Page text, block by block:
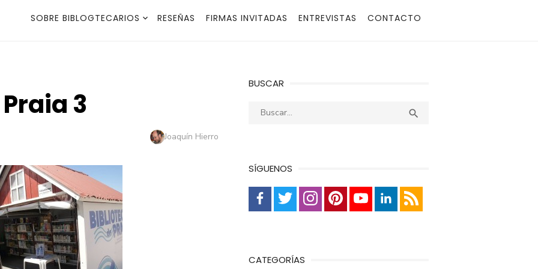
SOBRE BIBLOGTECARIOS RESEÑAS FIRMAS INVITADAS ENTREVISTAS CONTACTO
3
Autor
Joaquín Hierro
BUSCAR
Buscar: 
SÍGUENOS
CATEGORÍAS